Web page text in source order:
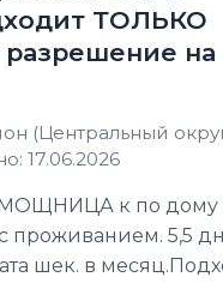
ТОЛЬКО
на
(Центральный
17.06.2026
к по дому
проживанием. 5,5
шек. в